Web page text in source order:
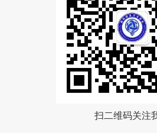
扫二维码关注